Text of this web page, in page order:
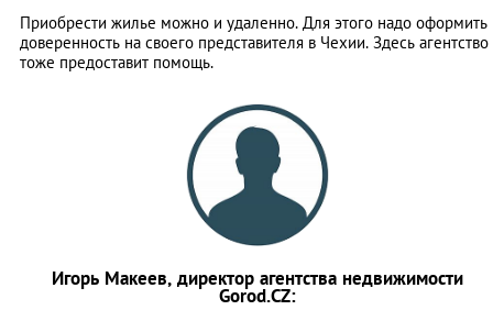
Приобрести жилье можно и удаленно. Для этого надо оформить
доверенность на своего представителя в Чехии. Здесь агентство
тоже предоставит помощь.
Игорь Макеев, директор агентства недвижимости
Gorod.CZ: